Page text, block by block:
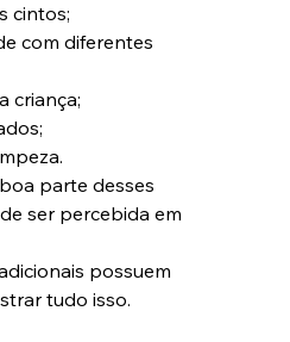
cintos;
com diferentes
criança;
parte desses
ser percebida em
possuem
tudo isso.